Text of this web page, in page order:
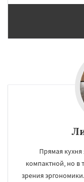
Прямая кухня
компактной, но в
зрения